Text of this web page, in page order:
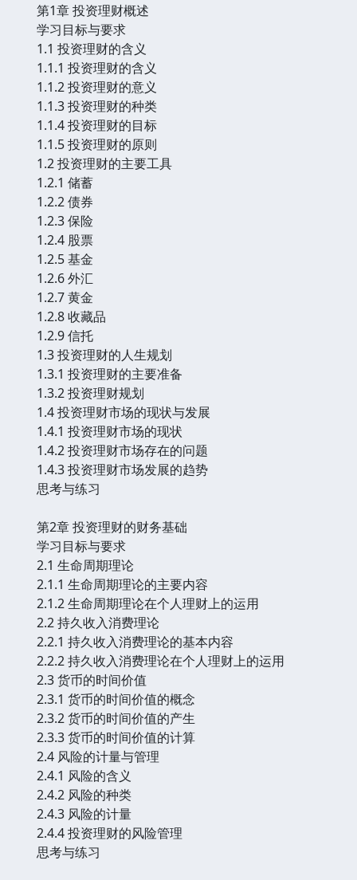
第1章 投资理财概述
学习目标与要求
1.1 投资理财的含义
1.1.1 投资理财的含义
1.1.2 投资理财的意义
1.1.3 投资理财的种类
1.1.4 投资理财的目标
1.1.5 投资理财的原则
1.2 投资理财的主要工具
1.2.1 储蓄
1.2.2 债券
1.2.3 保险
1.2.4 股票
1.2.5 基金
1.2.6 外汇
1.2.7 黄金
1.2.8 收藏品
1.2.9 信托
1.3 投资理财的人生规划
1.3.1 投资理财的主要准备
1.3.2 投资理财规划
1.4 投资理财市场的现状与发展
1.4.1 投资理财市场的现状
1.4.2 投资理财市场存在的问题
1.4.3 投资理财市场发展的趋势
思考与练习
第2章 投资理财的财务基础
学习目标与要求
2.1 生命周期理论
2.1.1 生命周期理论的主要内容
2.1.2 生命周期理论在个人理财上的运用
2.2 持久收入消费理论
2.2.1 持久收入消费理论的基本内容
2.2.2 持久收入消费理论在个人理财上的运用
2.3 货币的时间价值
2.3.1 货币的时间价值的概念
2.3.2 货币的时间价值的产生
2.3.3 货币的时间价值的计算
2.4 风险的计量与管理
2.4.1 风险的含义
2.4.2 风险的种类
2.4.3 风险的计量
2.4.4 投资理财的风险管理
思考与练习